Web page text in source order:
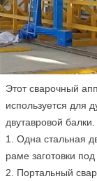
Этот сварочный
используется для
двутавровой
1. Одна стальная
раме заготовки
2. Портальный